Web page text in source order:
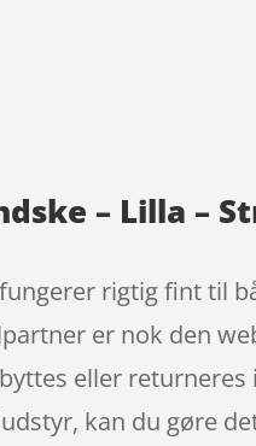
– Lilla –
rigtig fint til
er nok den
eller returneres
kan du gøre